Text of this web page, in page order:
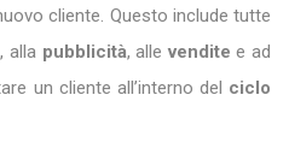
cliente. Questo include tutte
, alla pubblicità, alle venditee ad
un cliente all’interno del ciclo